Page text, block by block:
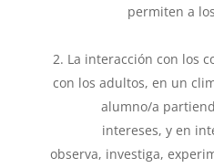
permiten a
La interacción con los
con los adultos, en un
alumno/a
intereses, y en
observa, investiga,